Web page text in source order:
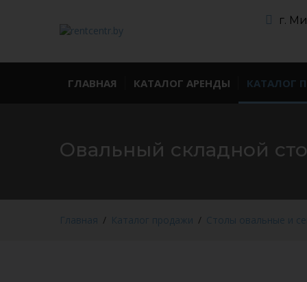
г.
ГЛАВНАЯ КАТАЛОГ АРЕНДЫ КАТАЛОГ
Овальный складной
Главная Каталог продажи Столы овальные и